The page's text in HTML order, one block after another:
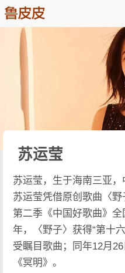
苏运莹
苏运莹，生于海南三亚，
苏运莹凭借原创歌曲〈
第二季《中国好歌曲》
年，〈野子〉获得“第十
受瞩目歌曲；同年12月
《冥明》。